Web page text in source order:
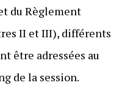
du Règlement
II et III), différents
être adressées au
de la session.